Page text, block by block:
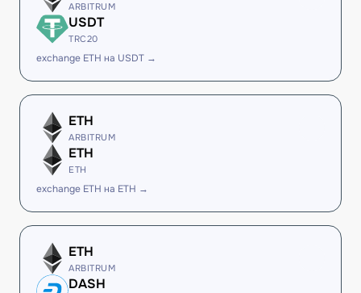
ARBITRUM
USDT
TRC20
exchange ETH на USDT →
ETH
ARBITRUM
ETH
ETH
exchange ETH на ETH →
ETH
ARBITRUM
DASH